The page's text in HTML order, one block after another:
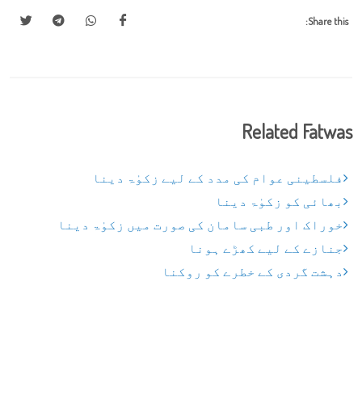
Share this:
Related Fatwas
فلسطینی عوام کی مدد کے لیے زکوٰۃ دینا
بھائی کو زکوٰۃ دینا
خوراک اور طبی سامان کی صورت میں زکوٰۃ دینا
جنازے کے لیے کھڑے ہونا
دہشت گردی کے خطرے کو روکنا